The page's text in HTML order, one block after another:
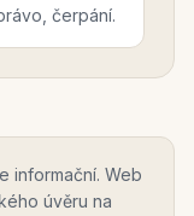
čerpání.
informační. Web
úvěru na